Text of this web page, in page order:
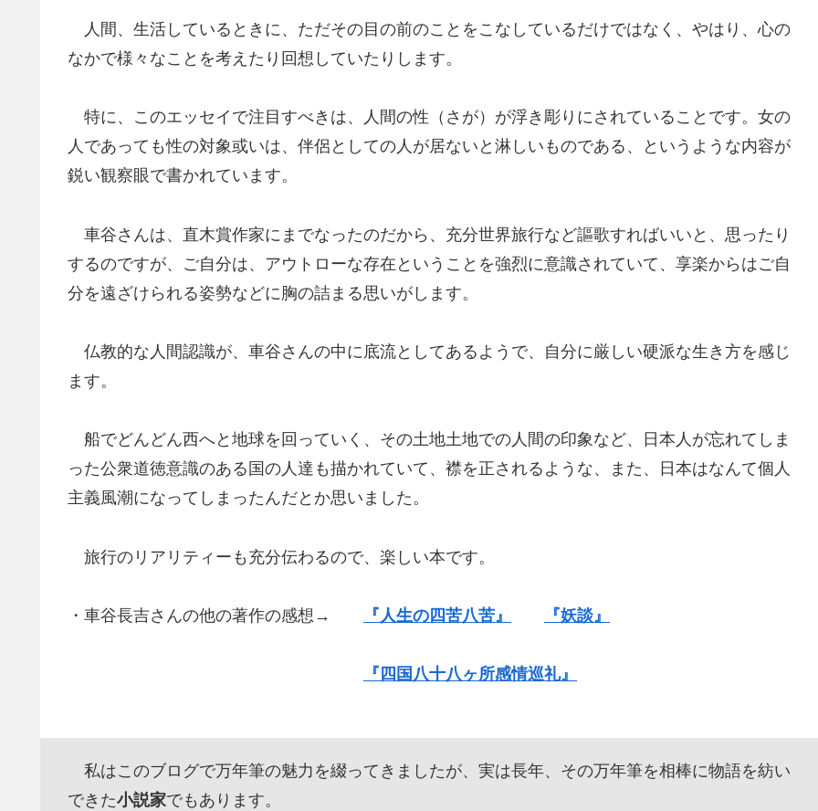
人間、生活しているときに、ただその目の前のことをこなしているだけではなく、やはり、心の
なかで様々なことを考えたり回想していたりします。
特に、このエッセイで注目すべきは、人間の性（さが）が浮き彫りにされていることです。女の
人であっても性の対象或いは、伴侶としての人が居ないと淋しいものである、というような内容が
鋭い観察眼で書かれています。
車谷さんは、直木賞作家にまでなったのだから、充分世界旅行など謳歌すればいいと、思ったり
するのですが、ご自分は、アウトローな存在ということを強烈に意識されていて、享楽からはご自
分を遠ざけられる姿勢などに胸の詰まる思いがします。
仏教的な人間認識が、車谷さんの中に底流としてあるようで、自分に厳しい硬派な生き方を感じ
ます。
船でどんどん西へと地球を回っていく、その土地土地での人間の印象など、日本人が忘れてしま
った公衆道徳意識のある国の人達も描かれていて、襟を正されるような、また、日本はなんて個人
主義風潮になってしまったんだとか思いました。
旅行のリアリティーも充分伝わるので、楽しい本です。
・車谷長吉さんの他の著作の感想→ 『人生の四苦八苦』 『妖談』
『四国八十八ヶ所感情巡礼』
私はこのブログで万年筆の魅力を綴ってきましたが、実は長年、その万年筆を相棒に物語を紡い
できた小説家でもあります。